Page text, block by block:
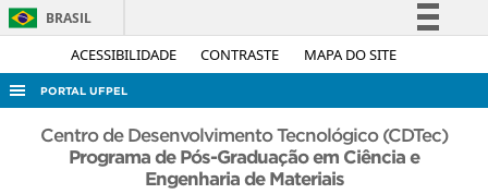
ACESSIBILIDADE CONTRASTE MAPA DO SITE
BRASIL
Simplifique!
Acesso à informação
Legislação
PORTAL UFPEL
ACESSO À INFORMAÇÃO
AUDITORIA
Centro de Desenvolvimento Tecnológico (CDTec)
Programa de Pós-Graduação em Ciência e
Engenharia de Materiais